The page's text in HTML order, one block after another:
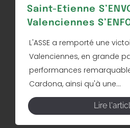
Saint-Etienne
Valenciennes
L'ASSE a remporté une
Valenciennes, en grande
performances
Cardona, ainsi qu'à une...
Lire